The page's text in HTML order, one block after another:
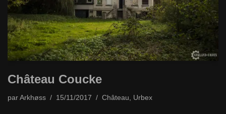
Château Coucke
par Arkhøss 15/11/2017 Château, Urbex